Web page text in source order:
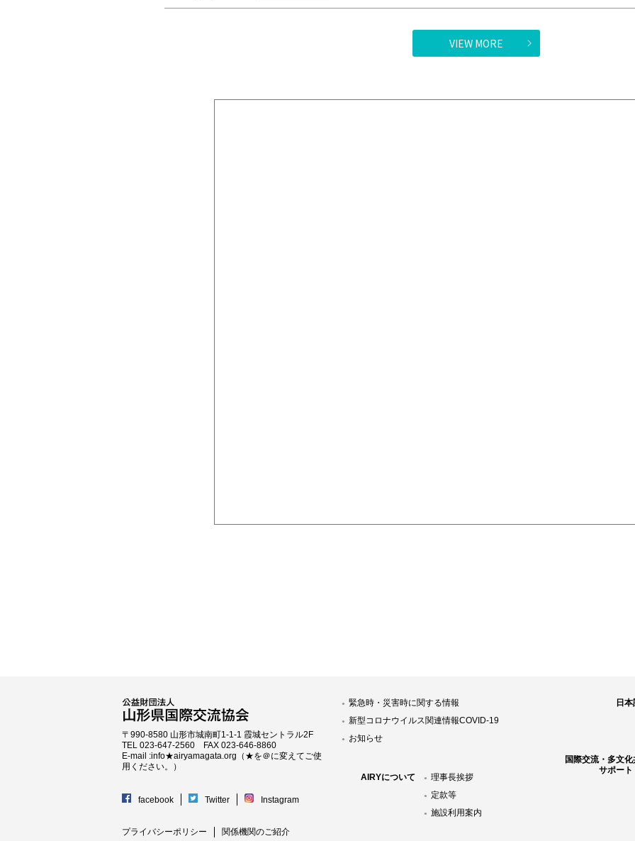
VIEW MORE
〒990-8580 山形市城南町1-1-1 霞城セントラル2F
TEL 023-647-2560 FAX 023-646-8860
E-mail :info★airyamagata.org（★を＠に変えてご使
用ください。）
facebook Twitter Instagram
プライバシーポリシー 関係機関のご紹介
緊急時・災害時に関する情報
新型コロナウイルス関連情報COVID-19
お知らせ
AIRYについて
理事長挨拶
定款等
施設利用案内
日
国際交流・多文
サポート